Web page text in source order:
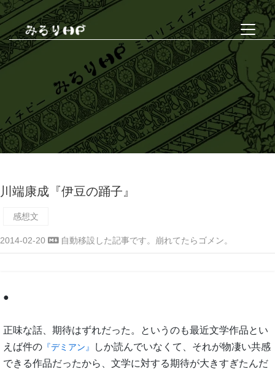
川端康成『伊豆の踊子』
感想文
2014-02-20 自動移設した記事です。崩れてたらゴメン。
●
正味な話、期待はずれだった。というのも最近文学作品とい
えば件の 『デミアン』
しか読んでいなくて、それが物凄い共感
できる作品だったから、文学に対する期待が大きすぎたんだ